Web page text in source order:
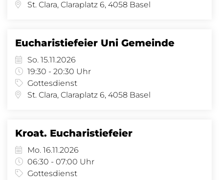
St. Clara, Claraplatz 6, 4058 Basel
Eucharistiefeier Uni Gemeinde
So. 15.11.2026
19:30 - 20:30 Uhr
Gottesdienst
St. Clara, Claraplatz 6, 4058 Basel
Kroat. Eucharistiefeier
Mo. 16.11.2026
06:30 - 07:00 Uhr
Gottesdienst